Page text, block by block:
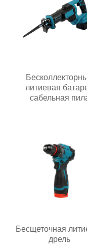
литиевая
сабельная
Бесщеточная
дрель